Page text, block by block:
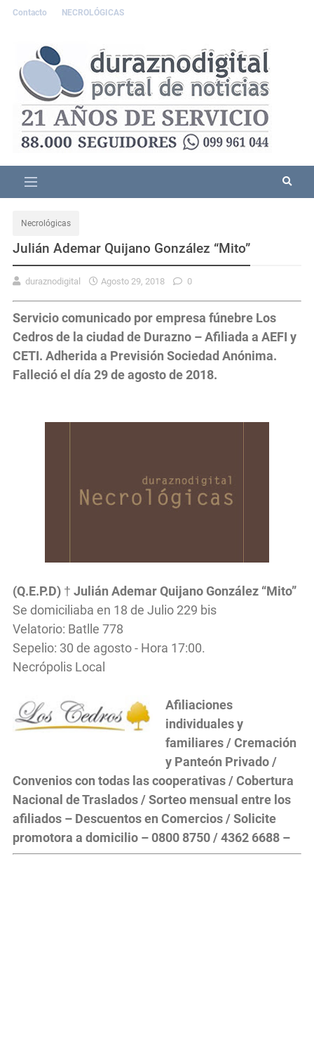
Contacto NECROLÓGICAS
Necrológicas
Julián Ademar Quijano González “Mito”
duraznodigital Agosto 29, 2018 0
Servicio comunicado por empresa fúnebre Los
Cedros de la ciudad de Durazno – Afiliada a AEFI y
CETI. Adherida a Previsión Sociedad Anónima.
Falleció el día 29 de agosto de 2018.
(Q.E.P.D) † Julián Ademar Quijano González “Mito”
Se domiciliaba en 18 de Julio 229 bis
Velatorio: Batlle 778
Sepelio: 30 de agosto - Hora 17:00.
Necrópolis Local
Afiliaciones
individuales y
familiares / Cremación
y Panteón Privado /
Convenios con todas las cooperativas / Cobertura
Nacional de Traslados / Sorteo mensual entre los
afiliados – Descuentos en Comercios / Solicite
promotora a domicilio – 0800 8750 / 4362 6688 –